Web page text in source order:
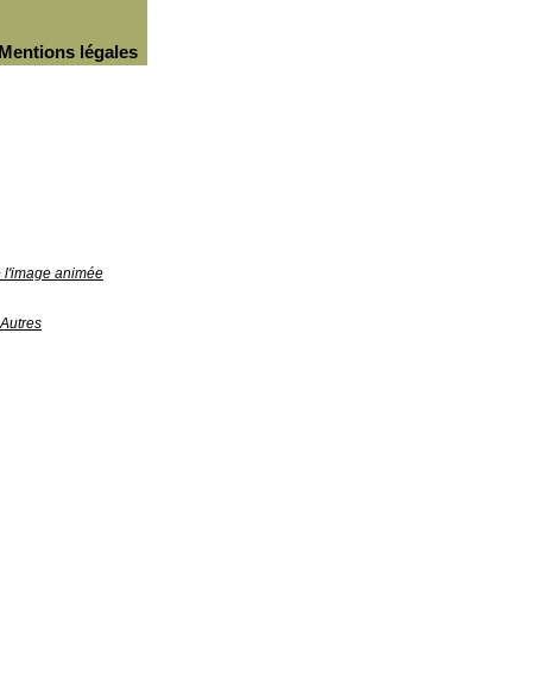
Mentions légales
l'image animée
Autres